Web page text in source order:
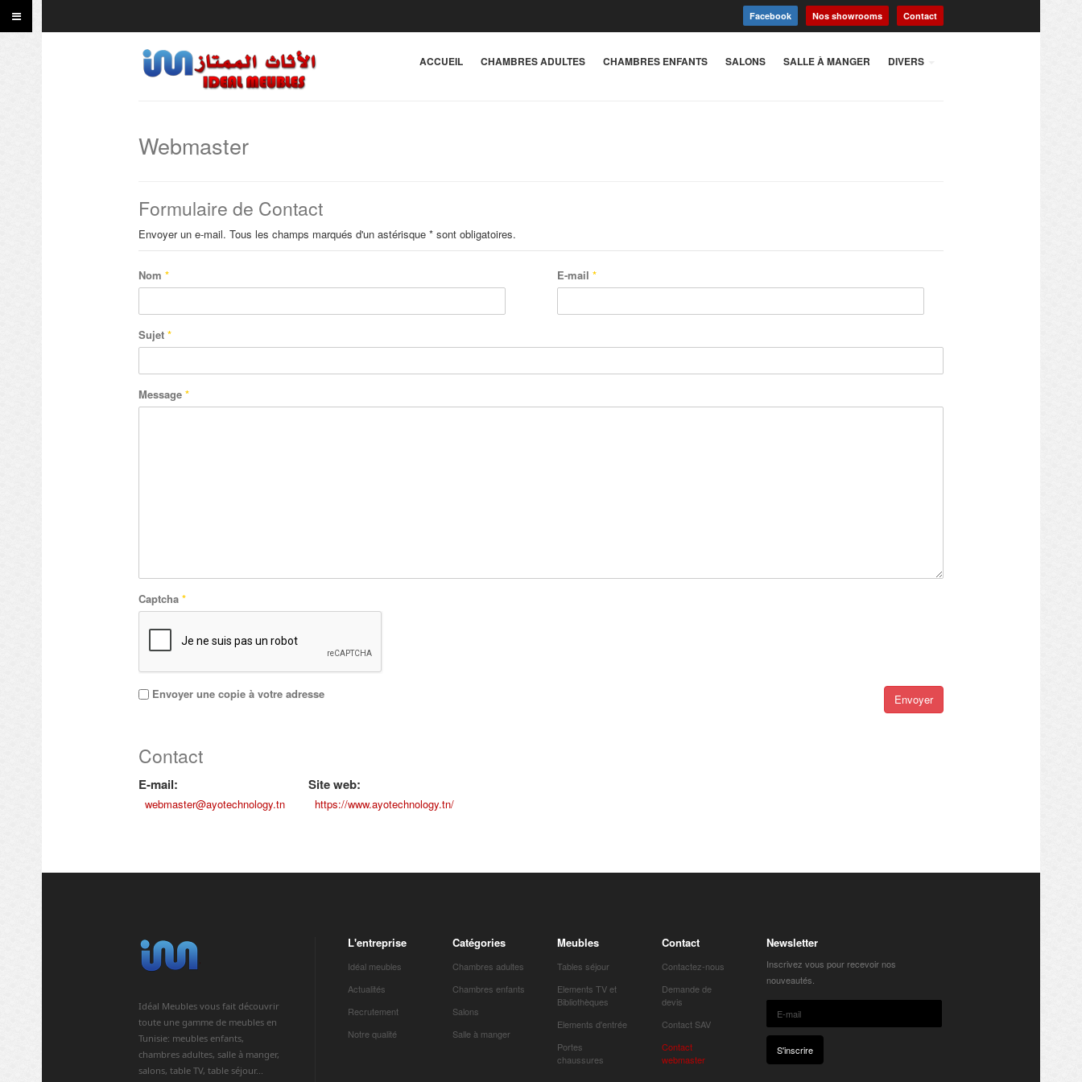
Contact
Nos showrooms
Facebook
ACCUEIL CHAMBRES ADULTES CHAMBRES ENFANTS SALONS SALLE À MANGER DIVERS
Webmaster
Formulaire de Contact
Envoyer un e-mail. Tous les champs marqués d'un astérisque * sont obligatoires.
Nom * E-mail *
Sujet *
Message *
Captcha *
Envoyer une copie à votre adresse Envoyer
Contact
E-mail:
webmaster@ayotechnology.tn
Site web:
https://www.ayotechnology.tn/
Idéal Meubles vous fait découvrir
toute une gamme de meubles en
Tunisie: meubles enfants,
chambres adultes, salle à manger,
salons, table TV, table séjour...
L'entreprise
Idéal meubles
Actualités
Recrutement
Notre qualité
Catégories
Chambres adultes
Chambres enfants
Salons
Salle à manger
Meubles
Tables séjour
Elements TV et
Bibliothèques
Elements d'entrée
Portes
chaussures
Contact
Contactez-nous
Demande de
devis
Contact SAV
Contact
webmaster
Newsletter
Inscrivez vous pour recevoir nos
nouveautés.